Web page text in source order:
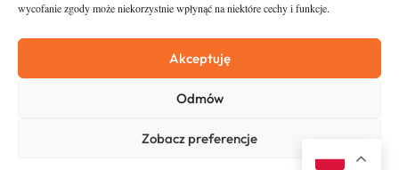
wycofanie zgody może niekorzystnie wpłynąć na niektóre cechy i funkcje.
Akceptuję
Odmów
Zobacz preferencje
Asfalt
O nas
Zostań Patronem
Kontakt